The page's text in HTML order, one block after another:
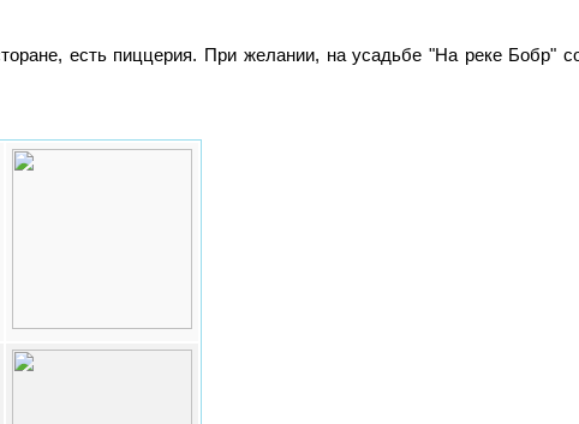
есть пиццерия. При желании, на усадьбе "На реке Бобр"